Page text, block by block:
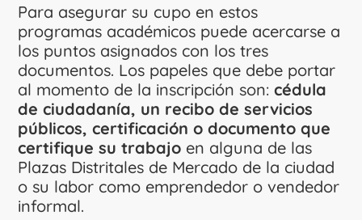
Para asegurar su cupo en estos
programas académicos puede acercarse a
los puntos asignados con los tres
documentos. Los papeles que debe portar
al momento de la inscripción son: cédula
de ciudadanía, un recibo de servicios
públicos, certificación o documento que
certifique su trabajo en alguna de las
Plazas Distritales de Mercado de la ciudad
o su labor como emprendedor o vendedor
informal.